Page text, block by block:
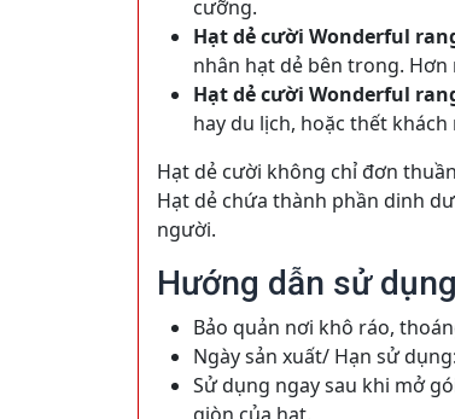
cưỡng.
Hạt dẻ cười Wonderful
nhân hạt dẻ bên trong. Hơn
Hạt dẻ cười Wonderful
hay du lịch, hoặc thết
Hạt dẻ cười không chỉ đơn
Hạt dẻ chứa thành phần dinh
người.
Hướng dẫn sử
Bảo quản nơi khô ráo,
Ngày sản xuất/ Hạn sử
Sử dụng ngay sau khi mở